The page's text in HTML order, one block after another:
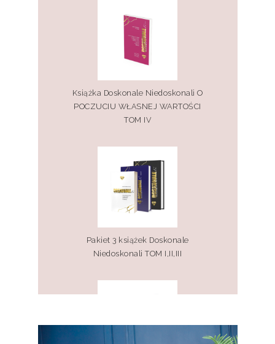
Książka Doskonale Niedoskonali O
POCZUCIU WŁASNEJ WARTOŚCI
TOM IV
Pakiet 3 książek Doskonale
Niedoskonali TOM I,II,III